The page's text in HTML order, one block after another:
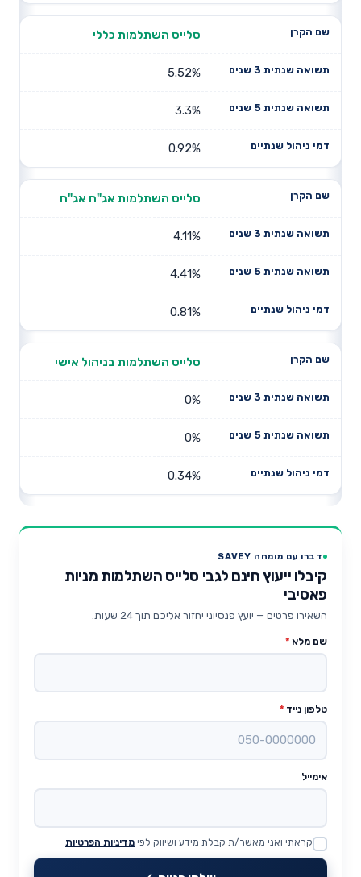
סלייס השתלמות כללי
5.52%
3.3%
0.92%
סלייס השתלמות אג"ח אג"ח
4.11%
4.41%
0.81%
סלייס השתלמות בניהול אישי
0%
0%
0.34%
דברו עם מומחה SAVEY
קיבלו ייעוץ חינם לגבי סלייס השתלמות מניות
פאסיבי
השאירו פרטים — יועץ פנסיוני יחזור אליכם תוך 24 שעות.
שם מלא *
טלפון נייד *
אימייל
Website
קראתי ואני מאשר/ת קבלת מידע ושיווק לפי מדיניות הפרטיות